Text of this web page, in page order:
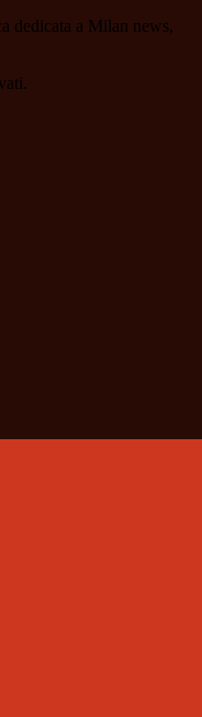
dedicata a Milan news,